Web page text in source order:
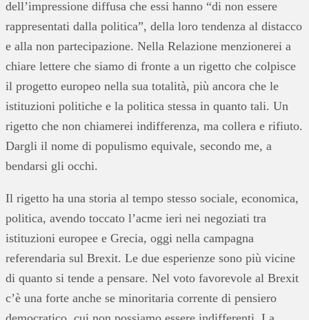
dell’impressione diffusa che essi hanno “di non essere
rappresentati dalla politica”, della loro tendenza al distacco
e alla non partecipazione. Nella Relazione menzionerei a
chiare lettere che siamo di fronte a un rigetto che colpisce
il progetto europeo nella sua totalità, più ancora che le
istituzioni politiche e la politica stessa in quanto tali. Un
rigetto che non chiamerei indifferenza, ma collera e rifiuto.
Dargli il nome di populismo equivale, secondo me, a
bendarsi gli occhi.
Il rigetto ha una storia al tempo stesso sociale, economica,
politica, avendo toccato l’acme ieri nei negoziati tra
istituzioni europee e Grecia, oggi nella campagna
referendaria sul Brexit. Le due esperienze sono più vicine
di quanto si tende a pensare. Nel voto favorevole al Brexit
c’è una forte anche se minoritaria corrente di pensiero